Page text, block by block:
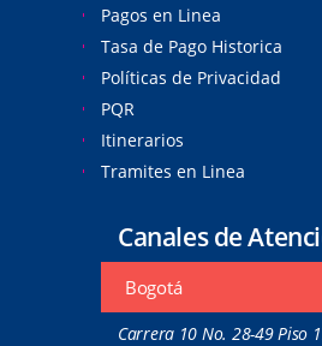
Pagos en Linea
Tasa de Pago Historica
Políticas de Privacidad
PQR
Itinerarios
Tramites en Linea
Canales de
Bogotá
Carrera 10 No. 28-49 Piso